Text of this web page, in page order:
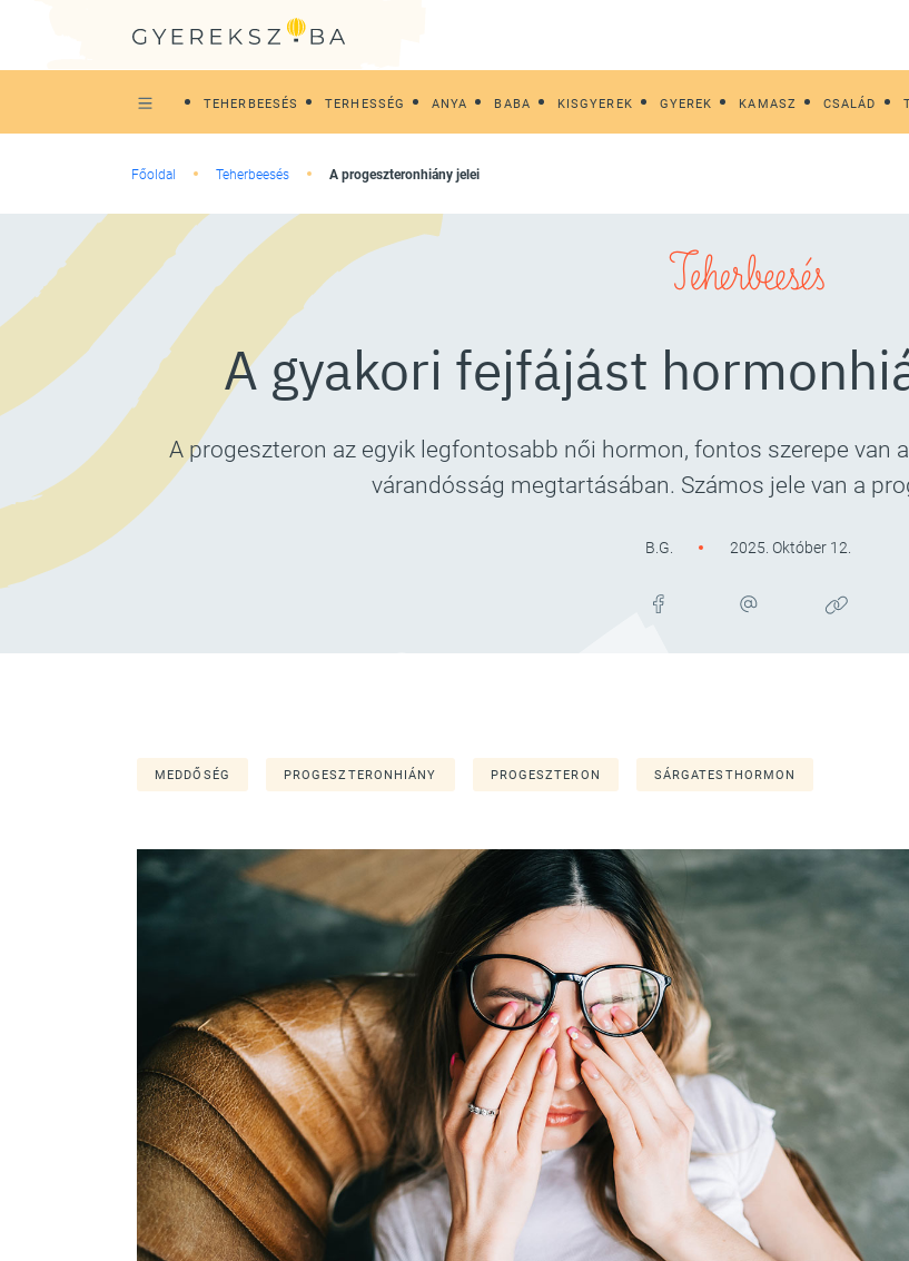
TEHERBEESÉS TERHESSÉG ANYA BABA KISGYEREK GYEREK KAMASZ CSALÁD
Főoldal Teherbeesés A progeszteronhiány jelei
Teherbeesés
A gyakori fejfájást
A progeszteron az egyik legfontosabb női hormon, fontos szerepe van
várandósság megtartásában. Számos jele van a
B.G. 2025. Október 12.
MEDDŐSÉG PROGESZTERONHIÁNY PROGESZTERON SÁRGATESTHORMON